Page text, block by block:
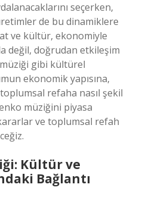
seçerken,
de bu dinamiklere
ve kültür, ekonomiyle
değil, doğrudan etkileşim
gibi kültürel
ekonomik yapısına,
refaha nasıl şekil
müziğini piyasa
ve toplumsal refah
Kültür ve
Bağlantı